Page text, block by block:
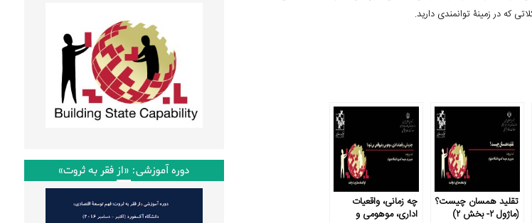
که در زمینۀ توانمندی دارید.
تقلید همسان چیست؟
(ماژول ۲- بخش ۲)
چه زمانی، واقعیات
اداری، موهومی و
دوره آموزشی: «از فقر به ثروت»